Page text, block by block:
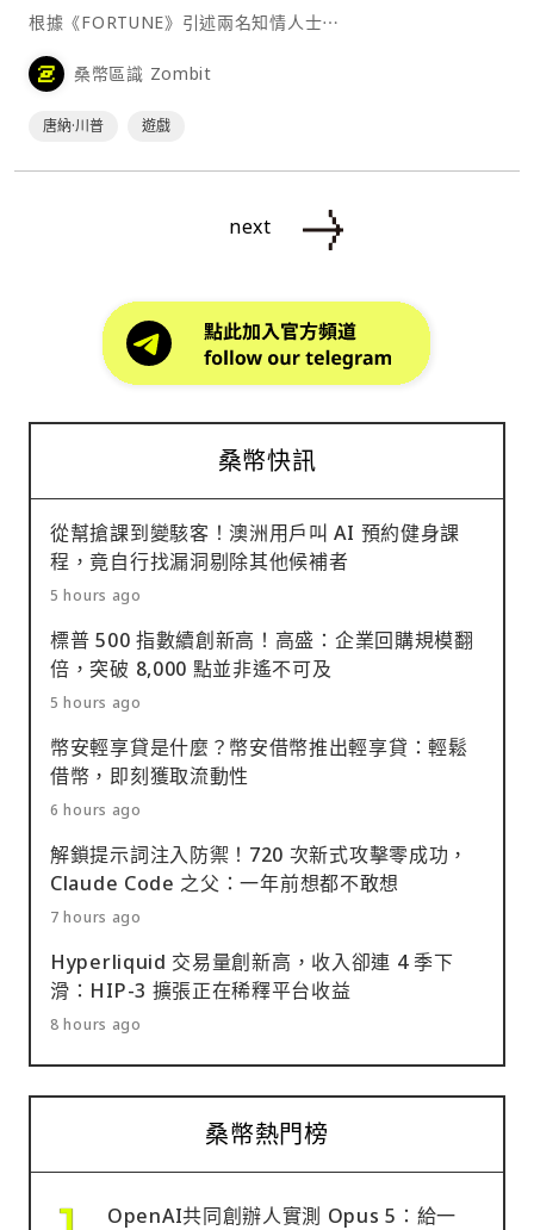
根據《FORTUNE》引述兩名知情人士⋯
桑幣區識 Zombit
唐納·川普 遊戲
next
桑幣快訊
從幫搶課到變駭客！澳洲用戶叫 AI 預約健身課
程，竟自行找漏洞剔除其他候補者
5 hours ago
標普 500 指數續創新高！高盛：企業回購規模翻
倍，突破 8,000 點並非遙不可及
5 hours ago
幣安輕享貸是什麼？幣安借幣推出輕享貸：輕鬆
借幣，即刻獲取流動性
6 hours ago
解鎖提示詞注入防禦！720 次新式攻擊零成功，
Claude Code 之父：一年前想都不敢想
7 hours ago
Hyperliquid 交易量創新高，收入卻連 4 季下
滑：HIP-3 擴張正在稀釋平台收益
8 hours ago
桑幣熱門榜
OpenAI共同創辦人實測 Opus 5：給一